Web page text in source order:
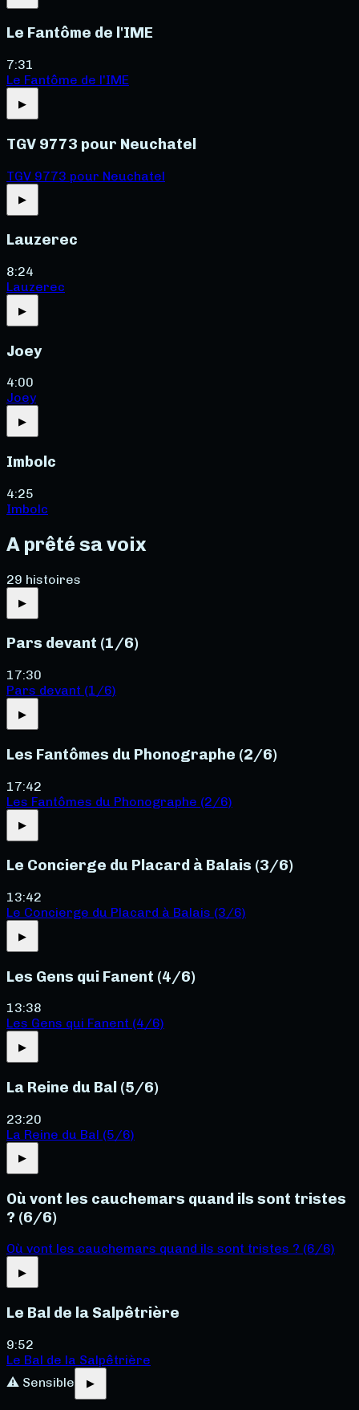
Le Fantôme de l'IME
7:31
Le Fantôme de l'IME
▶
TGV 9773 pour Neuchatel
TGV 9773 pour Neuchatel
▶
Lauzerec
8:24
Lauzerec
▶
Joey
4:00
Joey
▶
Imbolc
4:25
Imbolc
A prêté sa voix
29 histoires
▶
Pars devant (1/6)
17:30
Pars devant (1/6)
▶
Les Fantômes du Phonographe (2/6)
17:42
Les Fantômes du Phonographe (2/6)
▶
Le Concierge du Placard à Balais (3/6)
13:42
Le Concierge du Placard à Balais (3/6)
▶
Les Gens qui Fanent (4/6)
13:38
Les Gens qui Fanent (4/6)
▶
La Reine du Bal (5/6)
23:20
La Reine du Bal (5/6)
▶
Où vont les cauchemars quand ils sont tristes
? (6/6)
Où vont les cauchemars quand ils sont tristes ? (6/6)
▶
Le Bal de la Salpêtrière
9:52
Le Bal de la Salpêtrière
⚠ Sensible
▶